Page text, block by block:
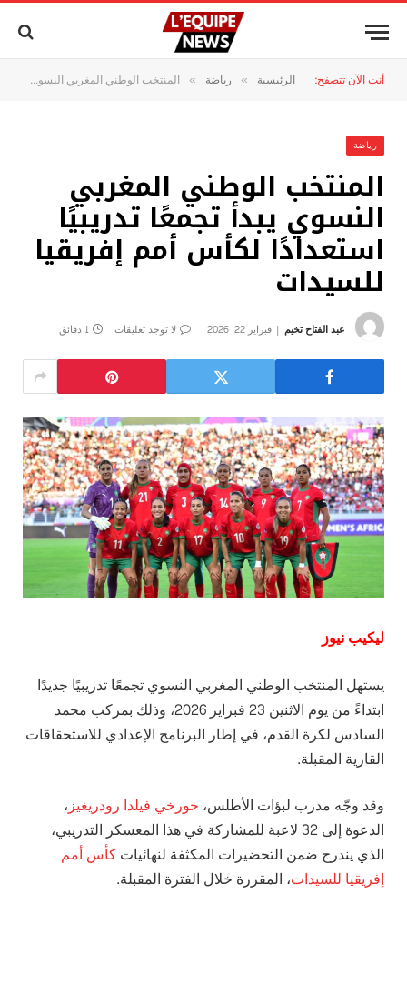
أنت الآن تتصفح: الرئيسية » رياضة » المنتخب الوطني المغربي النسوي يبدأ تجمعًا تدريبيًا استعدادًا لكأس أمم إفريقيا للسيدات
رياضة
المنتخب الوطني المغربي
النسوي يبدأ تجمعًا تدريبيًا
استعدادًا لكأس أمم إفريقيا
للسيدات
عبد الفتاح تخيم فبراير 22, 2026 لا توجد تعليقات 1 دقائق
ليكيب نيوز
يستهل المنتخب الوطني المغربي النسوي تجمعًا تدريبيًا جديدًا
ابتداءً من يوم الاثنين 23 فبراير 2026، وذلك بمركب محمد
السادس لكرة القدم، في إطار البرنامج الإعدادي للاستحقاقات
القارية المقبلة.
وقد وجّه مدرب لبؤات الأطلس، خورخي فيلدا رودريغيز،
الدعوة إلى 32 لاعبة للمشاركة في هذا المعسكر التدريبي،
الذي يندرج ضمن التحضيرات المكثفة لنهائياتكأس أمم
إفريقيا للسيدات، المقررة خلال الفترة المقبلة.